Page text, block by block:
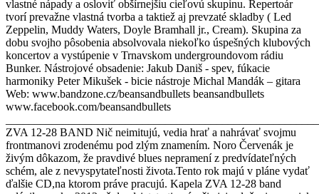
vlastné nápady a osloviť obšírnejšiu cieľovú skupinu. Repertoár
tvorí prevažne vlastná tvorba a taktiež aj prevzaté skladby ( Led
Zeppelin, Muddy Waters, Doyle Bramhall jr., Cream). Skupina za
dobu svojho pôsobenia absolvovala niekoľko úspešných klubových
koncertov a vystúpenie v Trnavskom undergroundovom rádiu
Bunker. Nástrojové obsadenie: Jakub Daniš - spev, fúkacie
harmoniky Peter Mikušek - bicie nástroje Michal Mandák – gitara
Web: www.bandzone.cz/beansandbullets beansandbullets
www.facebook.com/beansandbullets
ZVA 12-28 BAND Nič neimitujú, vedia hrať a nahrávať svojmu
frontmanovi zrodenému pod zlým znamením. Noro Červenák je
živým dôkazom, že pravdivé blues nepramení z predvídateľných
schém, ale z nevyspytateľnosti života.Tento rok majú v pláne vydať
ďalšie CD,na ktorom práve pracujú. Kapela ZVA 12-28 band